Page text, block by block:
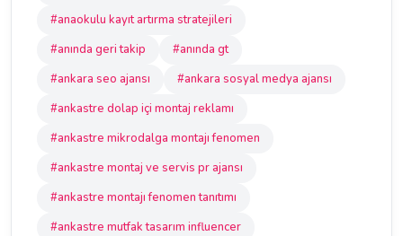
#anaokulu kayıt artırma stratejileri
#anında geri takip
#anında gt
#ankara seo ajansı
#ankara sosyal medya ajansı
#ankastre dolap içi montaj reklamı
#ankastre mikrodalga montajı fenomen
#ankastre montaj ve servis pr ajansı
#ankastre montajı fenomen tanıtımı
#ankastre mutfak tasarım influencer